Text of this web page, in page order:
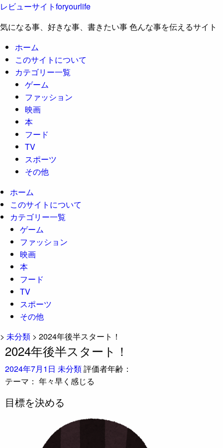
レビューサイトforyourlife
気になる事、好きな事、書きたい事 色んな事を伝えるサイト
ホーム
このサイトについて
カテゴリー一覧
ゲーム
ファッション
映画
本
フード
TV
スポーツ
その他
ホーム
このサイトについて
カテゴリー一覧
ゲーム
ファッション
映画
本
フード
TV
スポーツ
その他
> 未分類 > 2024年後半スタート！
2024年後半スタート！
2024年7月1日 未分類評価者年齢：
テーマ： 年々早く感じる
目標を決める